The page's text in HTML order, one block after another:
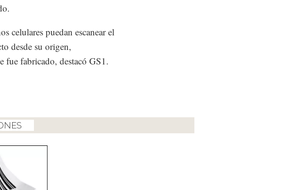
celulares puedan escanear el
desde su origen,
fue fabricado, destacó GS1.